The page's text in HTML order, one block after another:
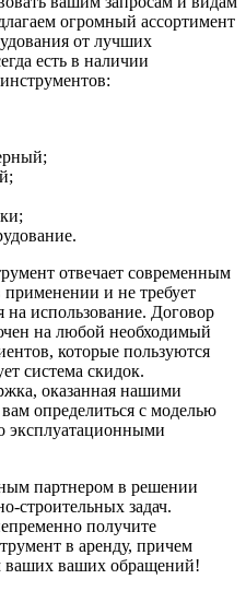
огромный ассортимент
от лучших
есть в наличии
отвечает современным
применении и не требует
на использование. Договор
на любой необходимый
которые пользуются
система скидок.
оказанная нашими
определиться с моделью
эксплуатационными
партнером в решении
строительных задач.
получите
в аренду, причем
ваших ваших обращений!